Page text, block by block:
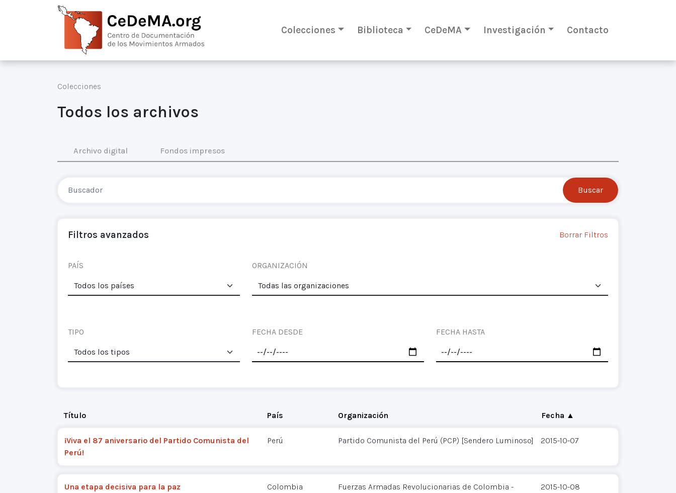
Colecciones Biblioteca CeDeMA Investigación Contacto
Colecciones
Todos los archivos
Archivo digital Fondos impresos
Filtros avanzados Borrar Filtros
PAÍS ORGANIZACIÓN
TIPO FECHA DESDE FECHA HASTA
Título País Organización Fecha ▲
¡Viva el 87 aniversario del Partido Comunista del
Perú!
Perú Partido Comunista del Perú (PCP) [Sendero Luminoso] 2015-10-07
Una etapa decisiva para la paz Colombia
Fuerzas Armadas Revolucionarias de Colombia -
2015-10-08